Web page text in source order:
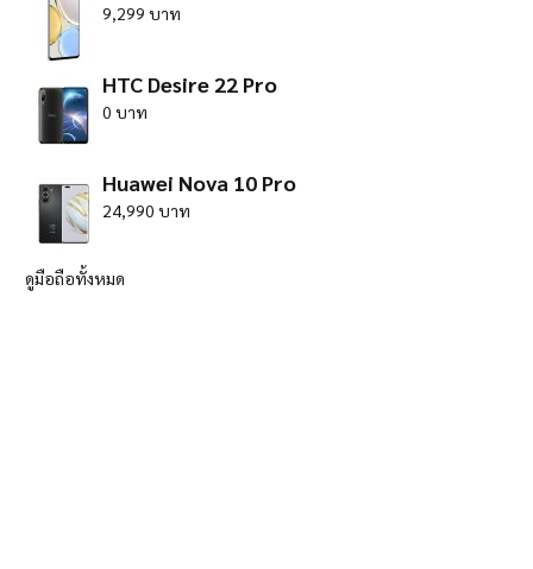
9,299 บาท
HTC Desire 22 Pro
0 บาท
Huawei Nova 10 Pro
24,990 บาท
ดูมือถือทั้งหมด